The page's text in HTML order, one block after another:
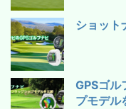
ショット
GPSゴル
プモデル